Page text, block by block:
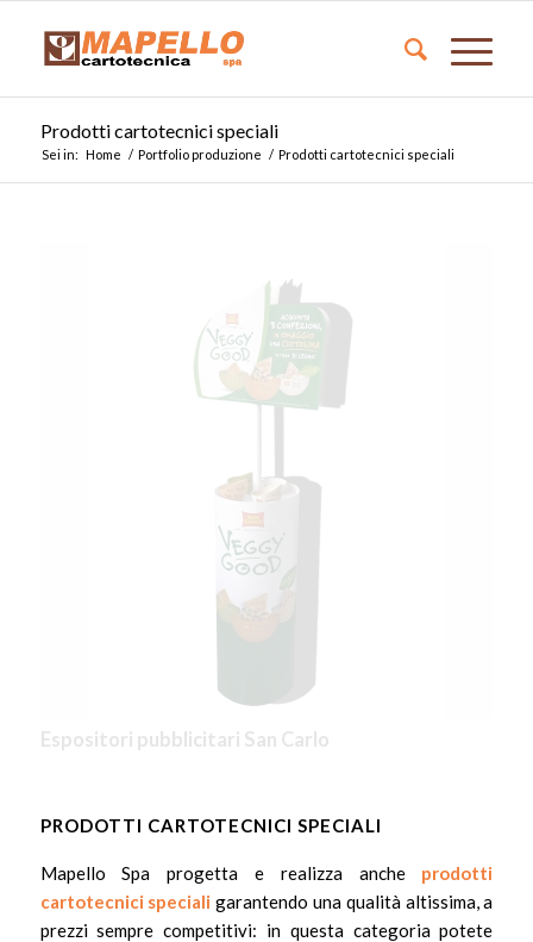
Prodotti cartotecnici speciali
Sei in: Home / Portfolio produzione / Prodotti cartotecnici speciali
Espositori pubblicitari San Carlo
Cravatta espositiva San Carlo
PRODOTTI CARTOTECNICI SPECIALI
Mapello Spa progetta e realizza anche prodotti
cartotecnici speciali garantendo una qualità altissima, a
prezzi sempre competitivi: in questa categoria potete